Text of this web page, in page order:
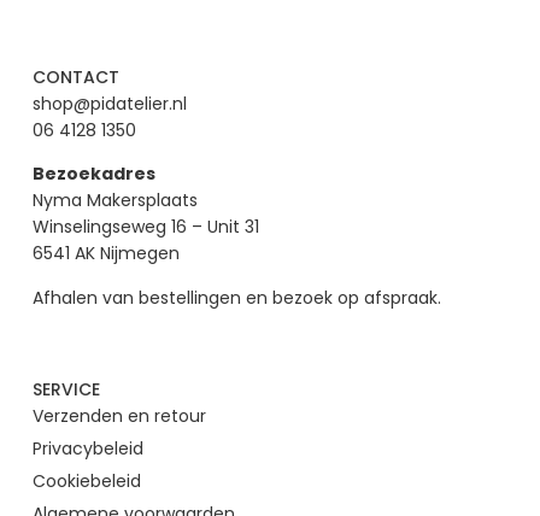
CONTACT
shop@pidatelier.nl
06 4128 1350
Bezoekadres
Nyma Makersplaats
Winselingseweg 16 – Unit 31
6541 AK Nijmegen
Afhalen van bestellingen en bezoek op afspraak.
SERVICE
Verzenden en retour
Privacybeleid
Cookiebeleid